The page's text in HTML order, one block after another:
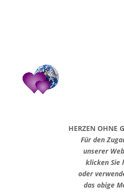
HERZEN OHNE
Für den
unserer
klicken Sie
oder
das obige